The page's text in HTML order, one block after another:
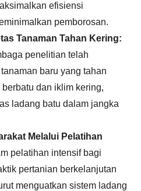
efisiensi
pemborosan.
Tanaman Tahan Kering:
penelitian telah
baru yang tahan
dan iklim kering,
ladang batu dalam jangka
Melalui Pelatihan
pelatihan intensif bagi
pertanian berkelanjutan
menguatkan sistem ladang